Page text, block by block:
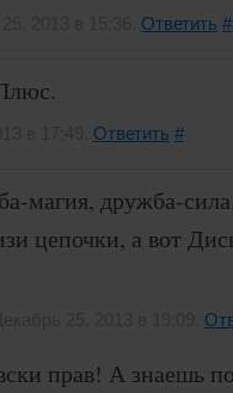
Ответить #
Ответить #
магия, дружба-
цепочки, а вот
прав! А знаешь